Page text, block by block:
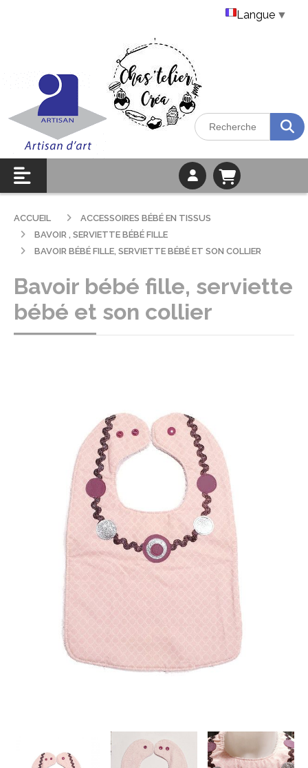
ACCUEIL
ACCESSOIRES BÉBÉ EN TISSUS
BAVOIR , SERVIETTE BÉBÉ FILLE
BAVOIR BÉBÉ FILLE, SERVIETTE BÉBÉ ET SON COLLIER
Bavoir bébé fille, serviette
bébé et son collier
Langue ▼